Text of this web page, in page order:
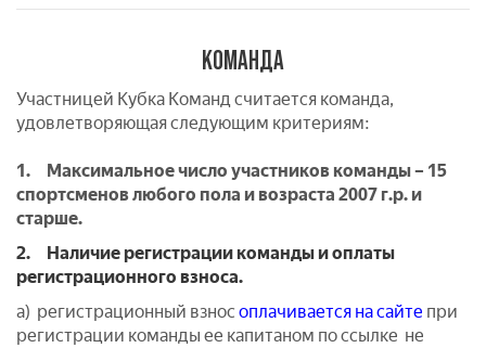
КОМАНДА
Участницей Кубка Команд считается команда,
удовлетворяющая следующим критериям:
1. Максимальное число участников команды – 15
спортсменов любого пола и возраста 2007 г.р. и
старше.
2. Наличие регистрации команды и оплаты
регистрационного взноса.
а) регистрационный взнос оплачивается на сайте при
регистрации команды ее капитаном по ссылке не